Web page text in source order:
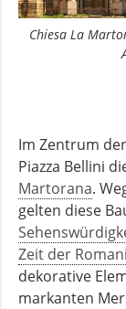
Chiesa La
Im Zentrum
Piazza Bellini
Martorana.
gelten diese
Zeit der
dekorative
markanten